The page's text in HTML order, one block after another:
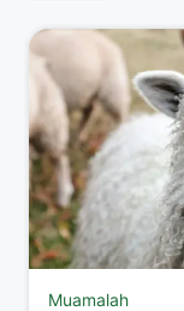
Muamalah